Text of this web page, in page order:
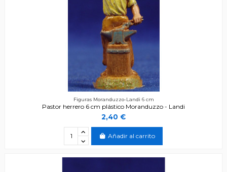
Figuras Moranduzzo-Landi 6 cm
Pastor herrero 6 cm plástico Moranduzzo - Landi
2,40 €
Añadir al carrito